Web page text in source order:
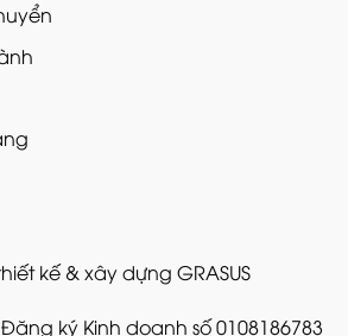
kế & xây dựng GRASUS
ký Kinh doanh số 0108186783